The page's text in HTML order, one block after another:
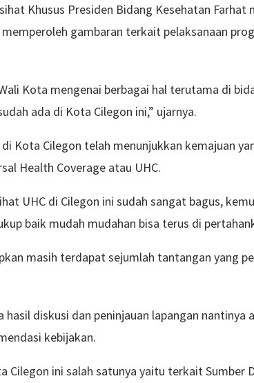
Khusus Presiden Bidang Kesehatan Farhat
gambaran terkait pelaksanaan
Kota mengenai berbagai hal terutama di
ada di Kota Cilegon ini,” ujarnya.
Kota Cilegon telah menunjukkan kemajuan
Health Coverage atau UHC.
UHC di Cilegon ini sudah sangat bagus,
baik mudah mudahan bisa terus di
masih terdapat sejumlah tantangan yang
diskusi dan peninjauan lapangan nantinya
kebijakan.
Cilegon ini salah satunya yaitu terkait Sumber